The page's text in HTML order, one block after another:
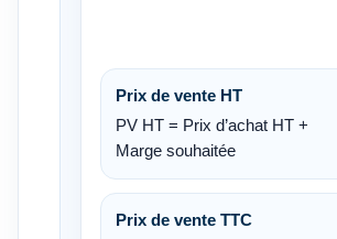
Prix de vente HT
PV HT = Prix d’achat HT +
Marge souhaitée
Prix de vente TTC